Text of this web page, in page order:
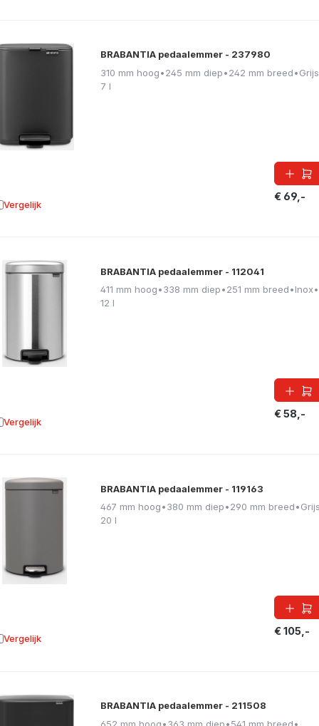
BRABANTIA pedaalemmer - 237980
310 mm hoog•245 mm diep•242 mm breed•Grijs
7 l
€ 69,-
Vergelijk aan vergelijking
BRABANTIA pedaalemmer - 112041
411 mm hoog•338 mm diep•251 mm breed•Inox•
12 l
€ 58,-
Vergelijk aan vergelijking
BRABANTIA pedaalemmer - 119163
467 mm hoog•380 mm diep•290 mm breed•
20 l
€ 105,-
Vergelijk aan vergelijking
BRABANTIA pedaalemmer - 211508